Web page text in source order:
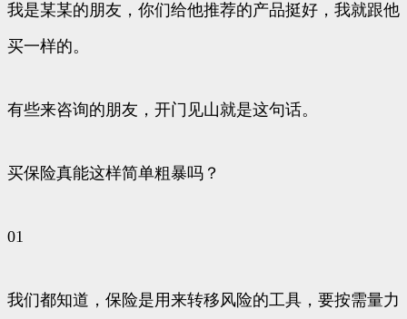
我是某某的朋友，你们给他推荐的产品挺好，我就跟他
买一样的。
有些来咨询的朋友，开门见山就是这句话。
买保险真能这样简单粗暴吗？
01
我们都知道，保险是用来转移风险的工具，要按需量力